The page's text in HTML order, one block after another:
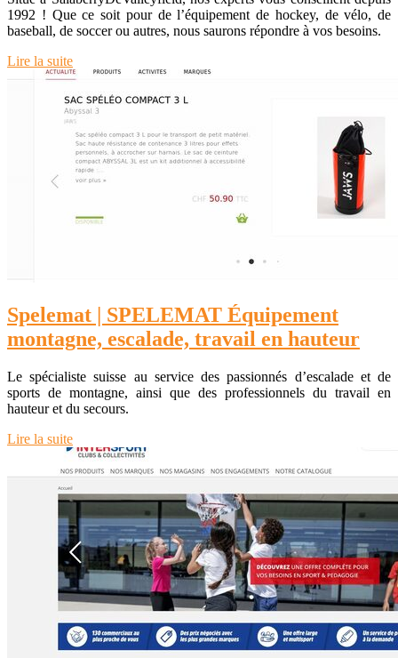
1992 ! Que ce soit pour de l’équipement de hockey, de vélo, de
baseball, de soccer ou autres, nous saurons répondre à vos besoins.
Lire la suite
Spelemat | SPELEMAT Équipement
montagne, escalade, travail en hauteur
Le spécialiste suisse au service des passionnés d’escalade et de
sports de montagne, ainsi que des professionnels du travail en
hauteur et du secours.
Lire la suite